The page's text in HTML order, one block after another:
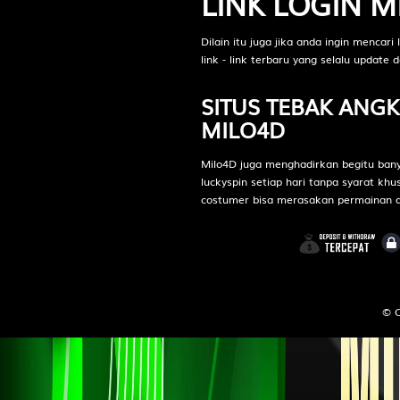
Destarata
15
Pendeta
17 Penolong
Kekasih -
Bemo -
Dilain itu juga jika anda ingin
link - link terbaru yang selalu update
SITUS TEBAK
MILO4D
Milo4D juga menghadirkan begitu
luckyspin setiap hari tanpa syarat
costumer bisa merasakan permainan
©